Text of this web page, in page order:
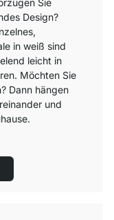
Design?
in weiß sind
leicht in
Möchten Sie
Dann hängen
und